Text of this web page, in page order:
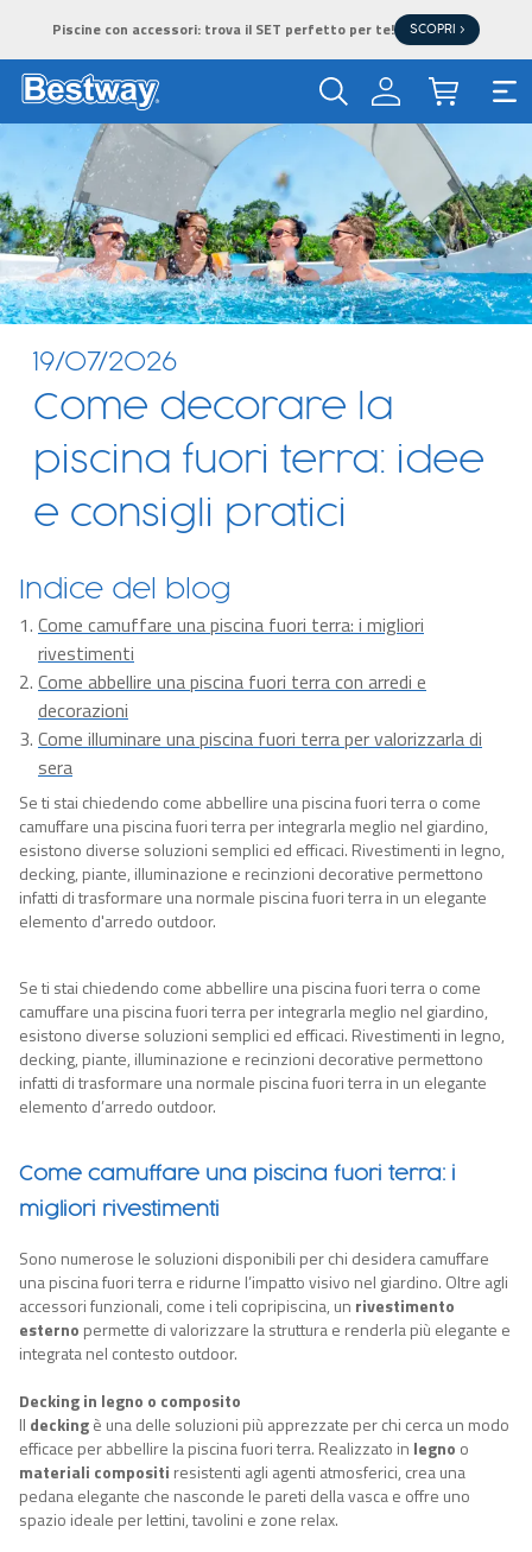
Piscine con accessori: trova il SET perfetto per te! SCOPRI >
19/07/2026
Come decorare la
piscina fuori terra: idee
e consigli pratici
Indice del blog
Come camuffare una piscina fuori terra: i migliori
rivestimenti
Come abbellire una piscina fuori terra con arredi e
decorazioni
Come illuminare una piscina fuori terra per valorizzarla di
sera
Se ti stai chiedendo come abbellire una piscina fuori terra o come
camuffare una piscina fuori terra per integrarla meglio nel giardino,
esistono diverse soluzioni semplici ed efficaci. Rivestimenti in legno,
decking, piante, illuminazione e recinzioni decorative permettono
infatti di trasformare una normale piscina fuori terra in un elegante
elemento d'arredo outdoor.
Se ti stai chiedendo come abbellire una piscina fuori terrao come
camuffare una piscina fuori terraper integrarla meglio nel giardino,
esistono diverse soluzioni semplici ed efficaci. Rivestimenti in legno,
decking, piante, illuminazione e recinzioni decorative permettono
infatti di trasformare una normale piscina fuori terra in un elegante
elemento d’arredo outdoor.
Come camuffare una piscina fuori terra: i
migliori rivestimenti
Sono numerose le soluzioni disponibili per chi desidera camuffare
una piscina fuori terra e ridurne l’impatto visivo nel giardino. Oltre agli
accessori funzionali, come i teli copripiscina, un rivestimento
esterno permette di valorizzare la struttura e renderla più elegante e
integrata nel contesto outdoor.
Decking in legno o composito
Il deckingè una delle soluzioni più apprezzate per chi cerca un modo
efficace per abbellire la piscina fuori terra. Realizzato in legno o
materiali compositi resistenti agli agenti atmosferici, crea una
pedana elegante che nasconde le pareti della vasca e offre uno
spazio ideale per lettini, tavolini e zone relax.